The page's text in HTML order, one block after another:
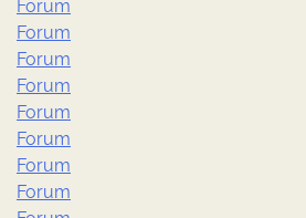
Forum
Forum
Forum
Forum
Forum
Forum
Forum
Forum